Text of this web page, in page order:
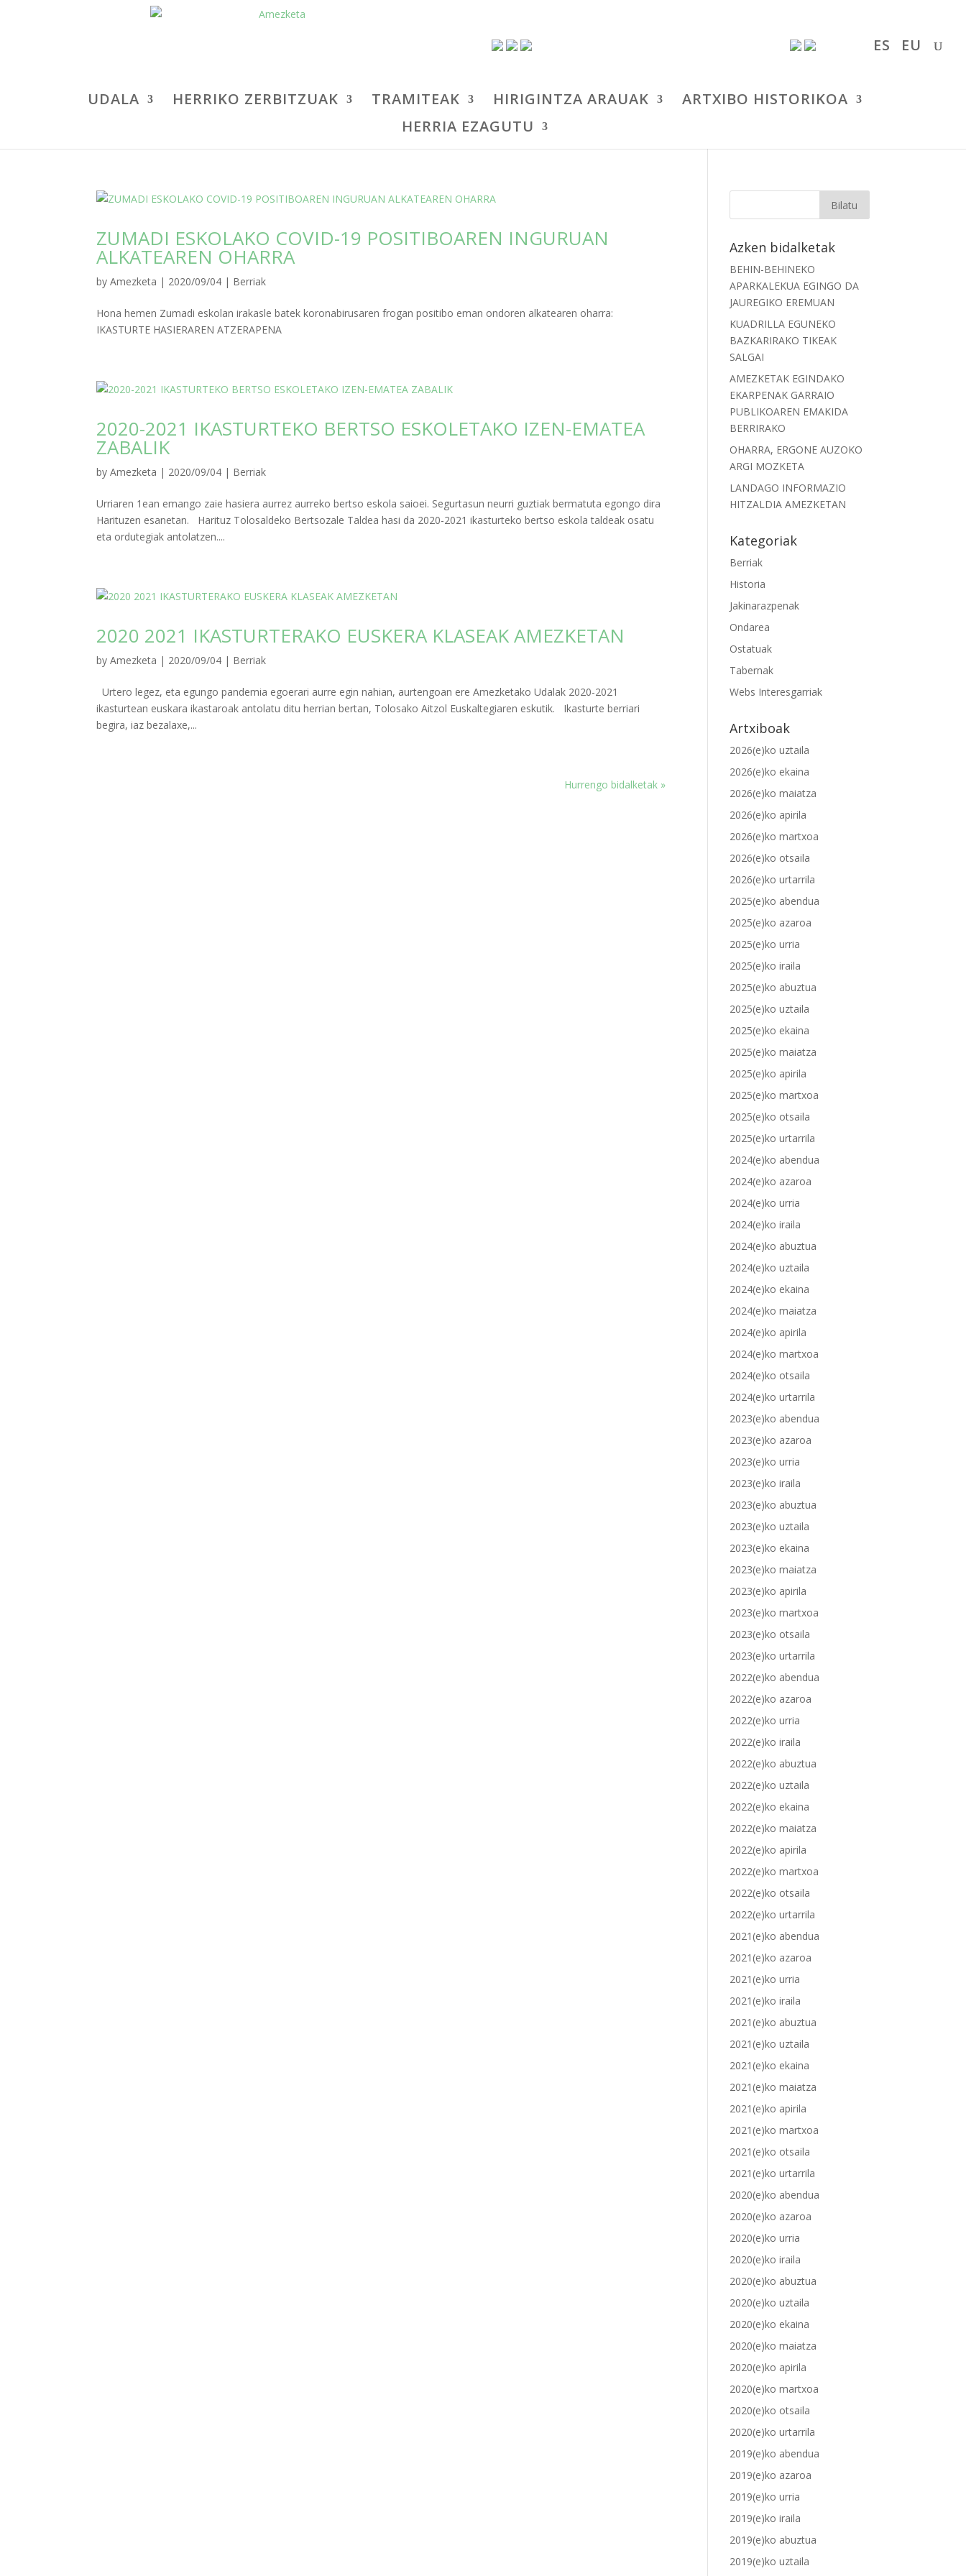
UDALA HERRIKO ZERBITZUAK TRAMITEAK HIRIGINTZA ARAUAK
ARTXIBO HISTORIKOA
HERRIA EZAGUTU
EU
ES
ZUMADI ESKOLAKO COVID-19 POSITIBOAREN INGURUAN
ALKATEAREN OHARRA
byAmezketa | 2020/09/04 | Berriak
Hona hemen Zumadi eskolan irakasle batek koronabirusaren frogan positibo eman ondoren alkatearen oharra:
IKASTURTE HASIERAREN ATZERAPENA
2020-2021 IKASTURTEKO BERTSO ESKOLETAKO IZEN-EMATEA
ZABALIK
byAmezketa | 2020/09/04 | Berriak
Urriaren 1ean emango zaie hasiera aurrez aurreko bertso eskola saioei. Segurtasun neurri guztiak bermatuta egongo dira
Harituzen esanetan. Harituz Tolosaldeko Bertsozale Taldea hasi da 2020-2021 ikasturteko bertso eskola taldeak osatu
eta ordutegiak antolatzen....
2020 2021 IKASTURTERAKO EUSKERA KLASEAK AMEZKETAN
byAmezketa | 2020/09/04 | Berriak
Urtero legez, eta egungo pandemia egoerari aurre egin nahian, aurtengoan ere Amezketako Udalak 2020-2021
ikasturtean euskara ikastaroak antolatu ditu herrian bertan, Tolosako Aitzol Euskaltegiaren eskutik. Ikasturte berriari
begira, iaz bezalaxe,...
Hurrengo bidalketak »
Azken bidalketak
BEHIN-BEHINEKO
APARKALEKUA EGINGO DA
JAUREGIKO EREMUAN
KUADRILLA EGUNEKO
BAZKARIRAKO TIKEAK
SALGAI
AMEZKETAK EGINDAKO
EKARPENAK GARRAIO
PUBLIKOAREN EMAKIDA
BERRIRAKO
OHARRA, ERGONE AUZOKO
ARGI MOZKETA
LANDAGO INFORMAZIO
HITZALDIA AMEZKETAN
Kategoriak
Berriak
Historia
Jakinarazpenak
Ondarea
Ostatuak
Tabernak
Webs Interesgarriak
Artxiboak
2026(e)ko uztaila
2026(e)ko ekaina
2026(e)ko maiatza
2026(e)ko apirila
2026(e)ko martxoa
2026(e)ko otsaila
2026(e)ko urtarrila
2025(e)ko abendua
2025(e)ko azaroa
2025(e)ko urria
2025(e)ko iraila
2025(e)ko abuztua
2025(e)ko uztaila
2025(e)ko ekaina
2025(e)ko maiatza
2025(e)ko apirila
2025(e)ko martxoa
2025(e)ko otsaila
2025(e)ko urtarrila
2024(e)ko abendua
2024(e)ko azaroa
2024(e)ko urria
2024(e)ko iraila
2024(e)ko abuztua
2024(e)ko uztaila
2024(e)ko ekaina
2024(e)ko maiatza
2024(e)ko apirila
2024(e)ko martxoa
2024(e)ko otsaila
2024(e)ko urtarrila
2023(e)ko abendua
2023(e)ko azaroa
2023(e)ko urria
2023(e)ko iraila
2023(e)ko abuztua
2023(e)ko uztaila
2023(e)ko ekaina
2023(e)ko maiatza
2023(e)ko apirila
2023(e)ko martxoa
2023(e)ko otsaila
2023(e)ko urtarrila
2022(e)ko abendua
2022(e)ko azaroa
2022(e)ko urria
2022(e)ko iraila
2022(e)ko abuztua
2022(e)ko uztaila
2022(e)ko ekaina
2022(e)ko maiatza
2022(e)ko apirila
2022(e)ko martxoa
2022(e)ko otsaila
2022(e)ko urtarrila
2021(e)ko abendua
2021(e)ko azaroa
2021(e)ko urria
2021(e)ko iraila
2021(e)ko abuztua
2021(e)ko uztaila
2021(e)ko ekaina
2021(e)ko maiatza
2021(e)ko apirila
2021(e)ko martxoa
2021(e)ko otsaila
2021(e)ko urtarrila
2020(e)ko abendua
2020(e)ko azaroa
2020(e)ko urria
2020(e)ko iraila
2020(e)ko abuztua
2020(e)ko uztaila
2020(e)ko ekaina
2020(e)ko maiatza
2020(e)ko apirila
2020(e)ko martxoa
2020(e)ko otsaila
2020(e)ko urtarrila
2019(e)ko abendua
2019(e)ko azaroa
2019(e)ko urria
2019(e)ko iraila
2019(e)ko abuztua
2019(e)ko uztaila